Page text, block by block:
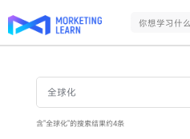
含"全球化"的搜索结果约4条